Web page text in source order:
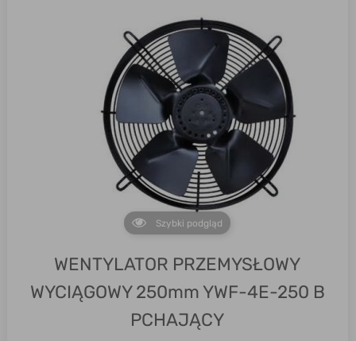
Szybki podgląd
WENTYLATOR PRZEMYSŁOWY
WYCIĄGOWY 250mm YWF-4E-250 B
PCHAJĄCY